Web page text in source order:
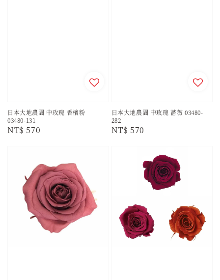
日本大地農園 中玫瑰 香檳粉
03480-131
Regular
NT$ 570
日本大地農園 中玫瑰 薔薇 03480-
282
Regular
NT$ 570